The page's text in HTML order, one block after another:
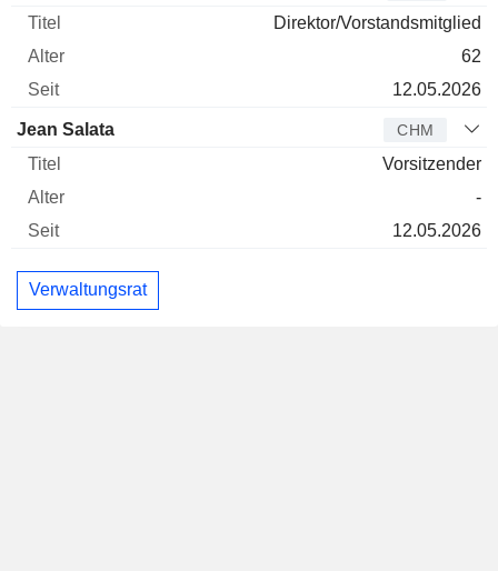
Direktor/Vorstandsmitglied
62
12.05.2026
Jean Salata CHM
Vorsitzender
-
12.05.2026
Verwaltungsrat